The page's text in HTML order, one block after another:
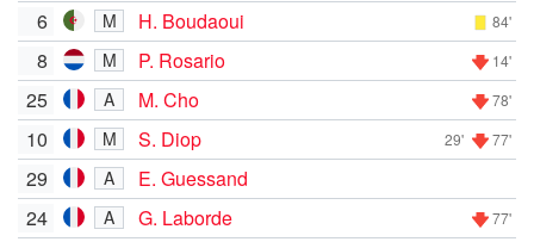
6 M H. Boudaoui 84'
8 M P. Rosario 14'
25 A M. Cho 78'
10 M S. Diop 29' 77'
29 A
E. Guessand
24
A G. Laborde 77'